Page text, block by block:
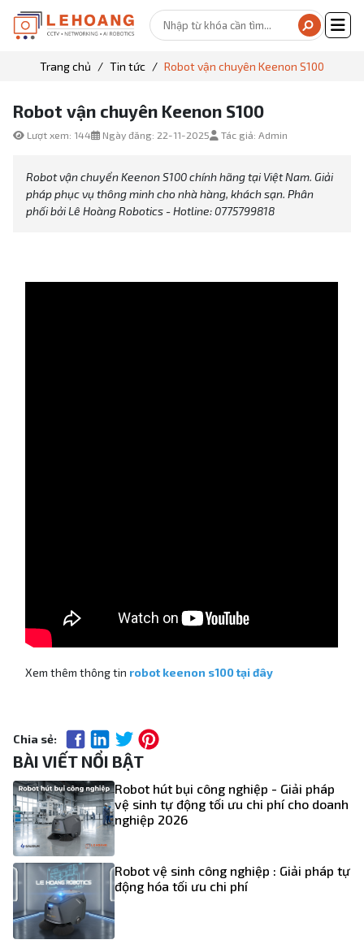
Trang chủ Tin tức Robot vận chuyên Keenon S100
Robot vận chuyên Keenon S100
Lượt xem: 144 Ngày đăng: 22-11-2025 Tác giả: Admin
Robot vận chuyển Keenon S100 chính hãng tại Việt Nam. Giải
pháp phục vụ thông minh cho nhà hàng, khách sạn. Phân
phối bởi Lê Hoàng Robotics - Hotline: 0775799818
Xem thêm thông tin robot keenon s100 tại đây
Chia sẻ:
BÀI VIẾT NỔI BẬT
Robot hút bụi công nghiệp - Giải pháp
vệ sinh tự động tối ưu chi phí cho doanh
nghiệp 2026
Robot vệ sinh công nghiệp : Giải pháp tự
động hóa tối ưu chi phí